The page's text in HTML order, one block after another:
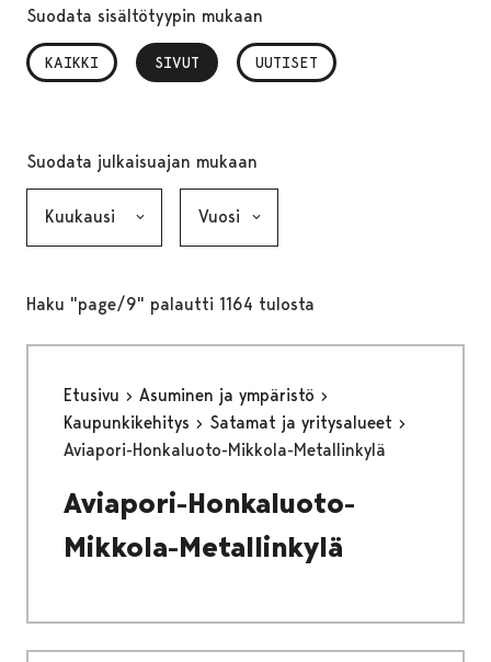
Suodata sisältötyypin mukaan
KAIKKI SIVUT
, VALITTU UUTISET
Suodata julkaisuajan mukaan
Haku "page/9" palautti 1164 tulosta
Etusivu
Asuminen ja ympäristö
Kaupunkikehitys
Satamat ja yritysalueet
Aviapori-Honkaluoto-Mikkola-Metallinkylä
Aviapori-Honkaluoto-
Mikkola-Metallinkylä